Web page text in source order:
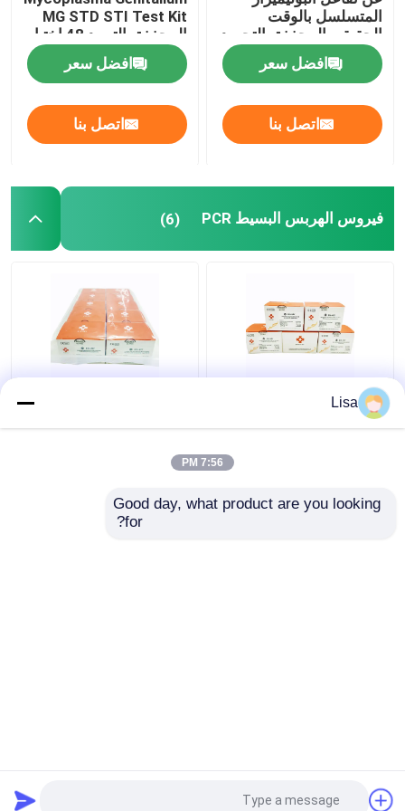
مستهلكات المختبرات الطبية
مجهر بيولوجي
المتسلسل بالوقت
الحقيقي المجففة بالتجميد
النيسرية السيلانية NG 96
اختبار / مجموعة
افضل سعر
اتصل بنا
MG STD STI Test Kit
المجففة بالتبريد 48 اختبار
/ مجموعة
افضل سعر
اتصل بنا
فيروس الهربس البسيط PCR (6)
6 Herpes Simplex Virus
/ مجموعة
Guangzhou BioKey Healthy Technology Co.Ltd.
Lisa
7:56 PM
Good day, what product are you looking
for?